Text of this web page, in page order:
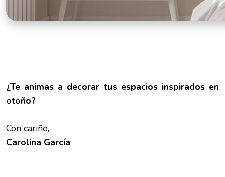
¿Te animas a decorar tus espacios inspirados en
otoño?
Con cariño,
Carolina García